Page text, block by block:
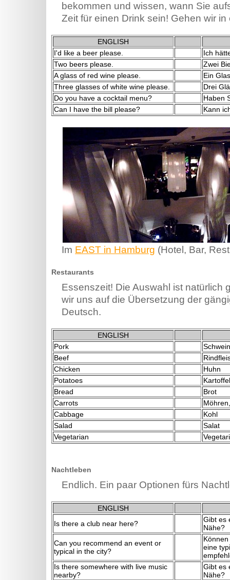
bekommen und wissen, wann Sie
Zeit für einen Drink sein! Gehen wir in
ENGLISH
I'd like a beer please.
Ich
Two beers please.
Zwei
A glass of red wine please.
Ein
Three glasses of white wine please.
Drei
Do you have a cocktail menu?
Haben
Can I have the bill please?
Kann
Im EAST in Hamburg (Hotel, Bar,
Restaurants
Essenszeit! Die Auswahl ist natürlich
wir uns auf die Übersetzung der
Deutsch.
ENGLISH
Pork
Beef
Chicken
Huhn
Potatoes
Bread
Brot
Carrots
Cabbage
Kohl
Salad
Salat
Vegetarian
Nachtleben
Endlich. Ein paar Optionen fürs
ENGLISH
Is there a club near here?
Gibt es
Nähe?
Can you recommend an event or
typical in the city?
eine
Is there somewhere with live music
nearby?
Gibt es
Nähe?